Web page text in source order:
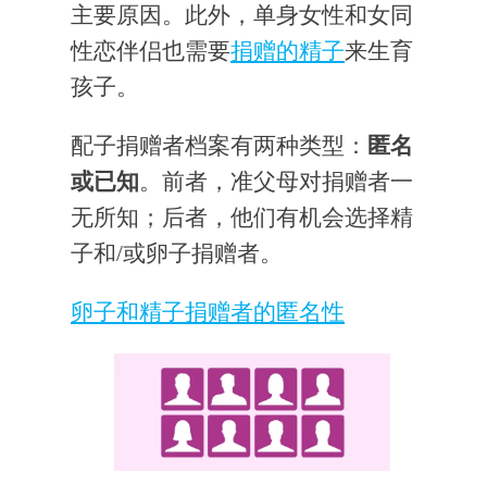
主要原因。此外，单身女性和女同
性恋伴侣也需要捐赠的精子来生育
孩子。
配子捐赠者档案有两种类型： 匿名
或已知。前者，准父母对捐赠者一
无所知；后者，他们有机会选择精
子和/或卵子捐赠者。
卵子和精子捐赠者的匿名性